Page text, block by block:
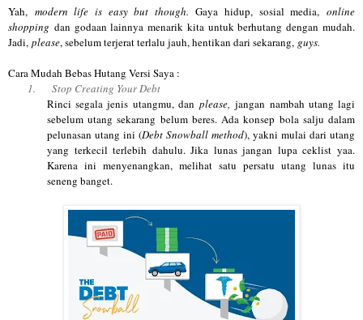
Yah, modern life is easy but though. Gaya hidup, sosial media,online
shopping dan godaan lainnya menarik kita untuk berhutang dengan mudah.
Jadi, please, sebelum terjerat terlalu jauh, hentikan dari sekarang, guys.
Cara Mudah Bebas Hutang Versi Saya :
1.
Stop Creating Your Debt
Rinci segala jenis utangmu, danplease, jangan nambah utang lagi
sebelum utang sekarang belum beres. Ada konsep bola salju dalam
pelunasan utang ini (Debt Snowball method), yakni mulai dari utang
yang terkecil terlebih dahulu. Jika lunas jangan lupa ceklist yaa.
Karena ini menyenangkan, melihat satu persatu utang lunas itu
seneng banget.